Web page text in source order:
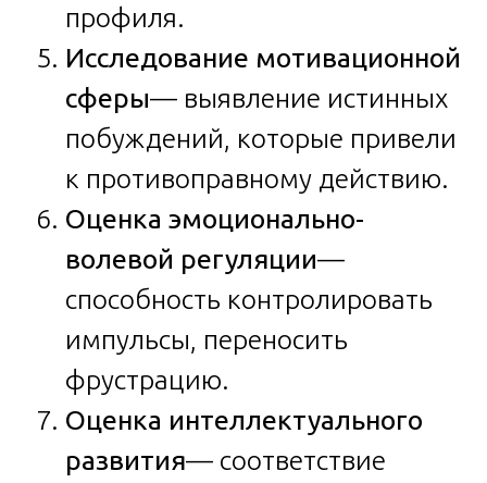
профиля.
Исследование мотивационной
сферы— выявление истинных
побуждений, которые привели
к противоправному действию.
Оценка эмоционально-
волевой регуляции—
способность контролировать
импульсы, переносить
фрустрацию.
Оценка интеллектуального
развития— соответствие